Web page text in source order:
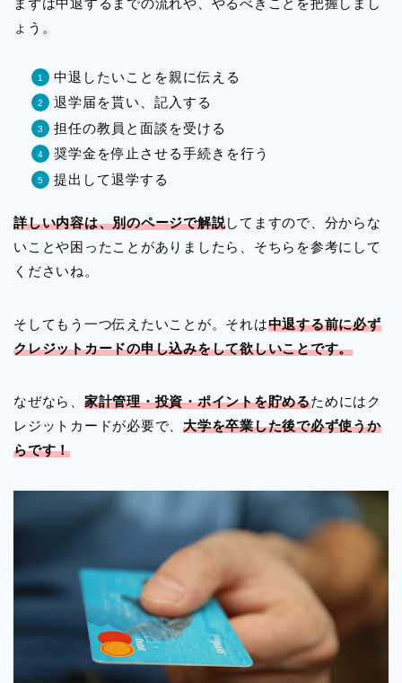
ょう。
中退したいことを親に伝える
退学届を貰い、記入する
担任の教員と面談を受ける
奨学金を停止させる手続きを行う
提出して退学する
詳しい内容は、別のページで解説してますので、分からな
いことや困ったことがありましたら、そちらを参考にして
くださいね。
そしてもう一つ伝えたいことが。それは中退する前に必ず
クレジットカードの申し込みをして欲しいことです。
なぜなら、 家計管理・投資・ポイントを貯めるためにはク
レジットカードが必要で、大学を卒業した後で必ず使うか
らです！